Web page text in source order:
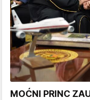
MOĆNI PRINC